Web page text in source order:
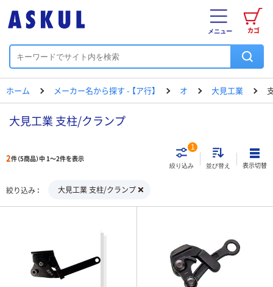
カゴ
メニュー
ホーム メーカー名から探す - 【ア行】 オ 大見工業
大見工業 支柱/クランプ
2件（5商品）中 1～2件を表示
絞り込み
1
並び替え 表示切替
絞り込み 大見工業 支柱/クランプ